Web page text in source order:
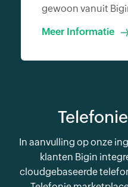
gewoon vanuit
Meer Informatie
In aanvulling op onze
klanten Bigin
cloudgebaseerde